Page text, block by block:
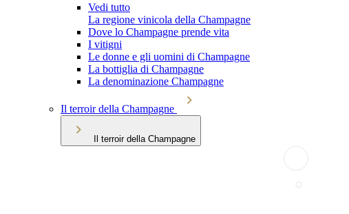
Vedi tutto
La regione vinicola della Champagne
Dove lo Champagne prende vita
I vitigni
Le donne e gli uomini di Champagne
La bottiglia di Champagne
La denominazione Champagne
Il terroir della Champagne
Il terroir della Champagne